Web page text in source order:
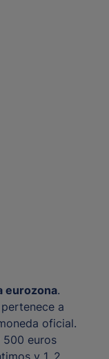
eurozona.
a
oficial.
500 euros